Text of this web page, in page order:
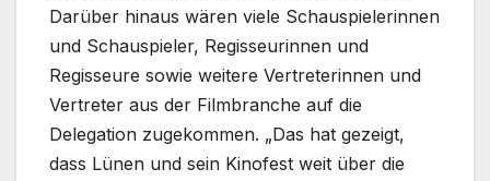
Darüber hinaus wären viele Schauspielerinnen
und Schauspieler, Regisseurinnen und
Regisseure sowie weitere Vertreterinnen und
Vertreter aus der Filmbranche auf die
Delegation zugekommen. „Das hat gezeigt,
dass Lünen und sein Kinofest weit über die